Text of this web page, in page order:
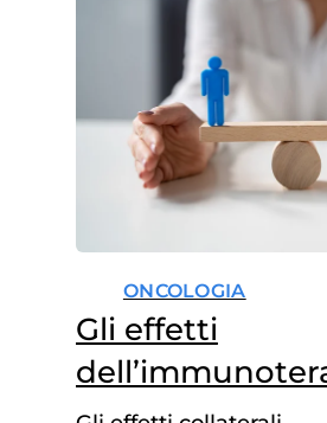
ONCOLOGIA
Gli effetti
variano tra